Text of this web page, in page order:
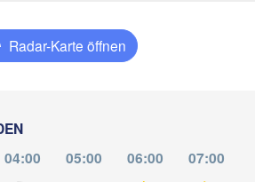
Radar-Karte öffnen
04:00 05:00 06:00 07:00
Campeche
BELIZE